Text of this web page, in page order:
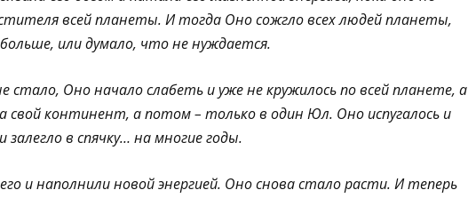
всей планеты. И тогда Оно сожгло всех людей планеты,
или думало, что не нуждается.
стало, Оно начало слабеть и уже не кружилось по всей планете, а
свой континент, а потом – только в один Юл. Оно испугалось и
залегло в спячку… на многие годы.
и наполнили новой энергией. Оно снова стало расти. И теперь